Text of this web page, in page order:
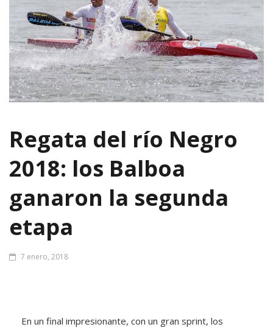
Regata del río Negro
2018: los Balboa
ganaron la segunda
etapa
7 enero, 2018
En un final impresionante, con un gran sprint, los